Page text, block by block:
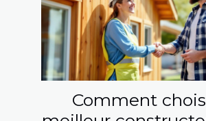
Comment